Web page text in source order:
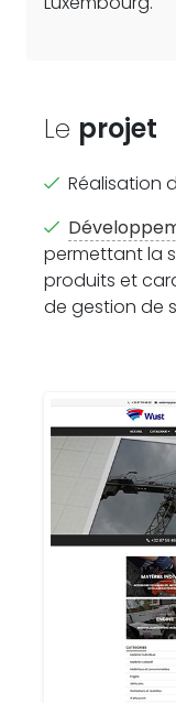
Le projet
Réalisation
permettant la
produits et
de gestion de